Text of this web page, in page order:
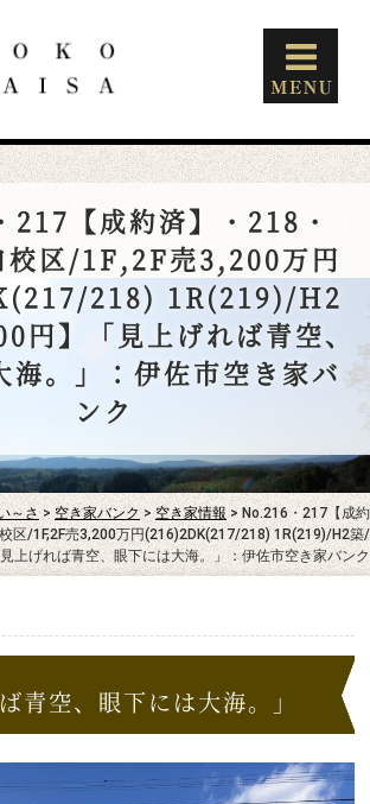
【成約済】・218・
校区/1F,2F売3,200万円
218) 1R(219)/H2
円】「見上げれば青空、
海。」：伊佐市空き家バ
ンク
～さ > 空き家バンク >空き家情報 > No.216・217【成約
区/1F,2F売3,200万円(216)2DK(217/218) 1R(219)/H2築/
上げれば青空、眼下には大海。」：伊佐市空き家バンク
青空、眼下には大海。」